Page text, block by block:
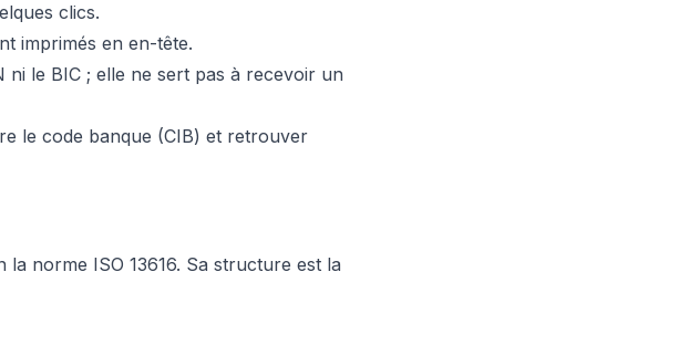
clics.
imprimés en en-tête.
le BIC ; elle ne sert pas à recevoir un
le code banque (CIB) et retrouver
la norme ISO 13616. Sa structure est la